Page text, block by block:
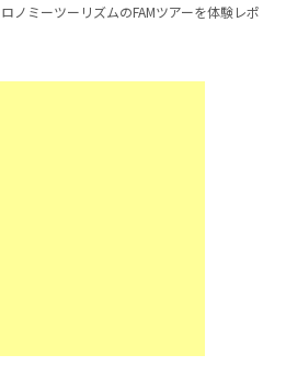
ノミーツーリズムのFAMツアーを体験レポ